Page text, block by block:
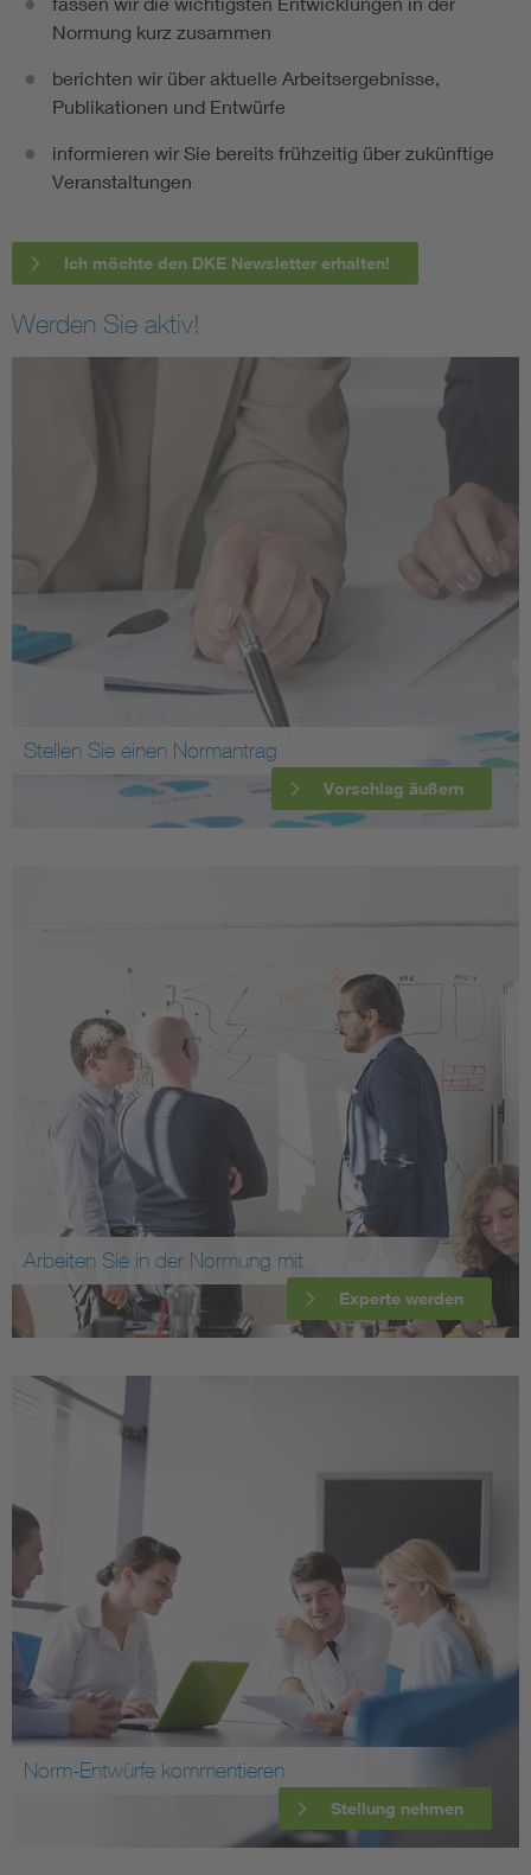
Normung kurz zusammen
berichten wir über aktuelle Arbeitsergebnisse,
Publikationen und Entwürfe
informieren wir Sie bereits frühzeitig über zukünftige
Veranstaltungen
Ich möchte den DKE Newsletter erhalten!
Werden Sie aktiv!
Stellen Sie einen Normantrag
Vorschlag äußern
Arbeiten Sie in der Normung mit
Experte werden
Norm-Entwürfe kommentieren
Stellung nehmen